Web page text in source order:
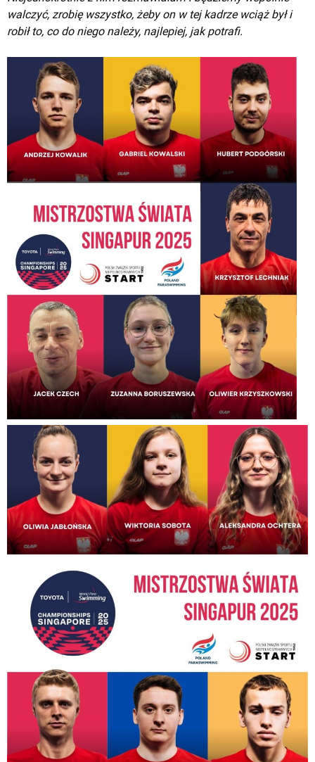
walczyć, zrobię wszystko, żeby on w tej kadrze wciąż był i
robił to, co do niego należy, najlepiej, jak potrafi.